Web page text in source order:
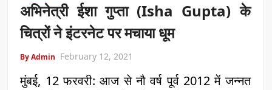
अभिनेत्री ईशा गुप्ता (Isha Gupta) के
चित्रों ने इंटरनेट पर मचाया धूम
By Admin February 12, 2021
मुंबई, 12 फरवरी: आज से नौ वर्ष पूर्व 2012 में जन्नत